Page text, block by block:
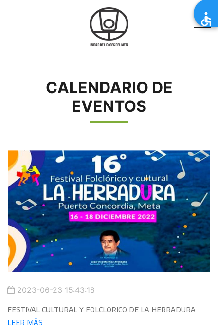
CALENDARIO DE
EVENTOS
2023-06-23 15:43:18
FESTIVAL CULTURAL Y FOLCLORICO DE LA HERRADURA
LEER MÁS